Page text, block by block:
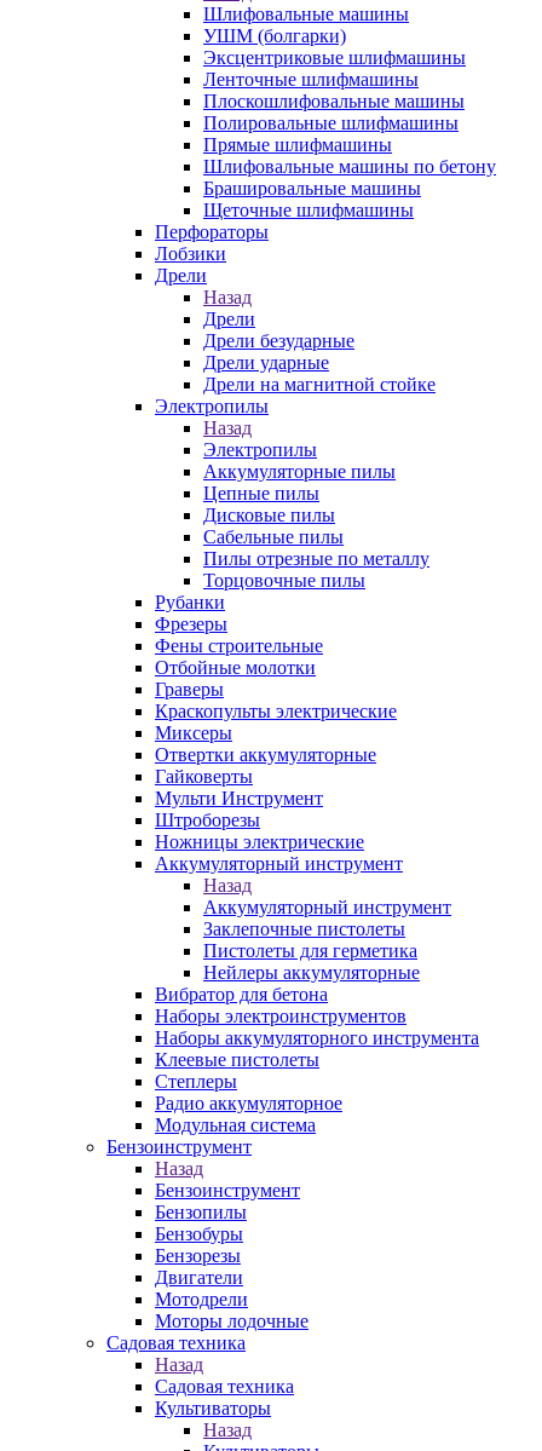
Шлифовальные машины
УШМ (болгарки)
Эксцентриковые шлифмашины
Ленточные шлифмашины
Плоскошлифовальные машины
Полировальные шлифмашины
Прямые шлифмашины
Шлифовальные машины по бетону
Брашировальные машины
Щеточные шлифмашины
Перфораторы
Лобзики
Дрели
Назад
Дрели
Дрели безударные
Дрели ударные
Дрели на магнитной стойке
Электропилы
Назад
Электропилы
Аккумуляторные пилы
Цепные пилы
Дисковые пилы
Сабельные пилы
Пилы отрезные по металлу
Торцовочные пилы
Рубанки
Фрезеры
Фены строительные
Отбойные молотки
Граверы
Краскопульты электрические
Миксеры
Отвертки аккумуляторные
Гайковерты
Мульти Инструмент
Штроборезы
Ножницы электрические
Аккумуляторный инструмент
Назад
Аккумуляторный инструмент
Заклепочные пистолеты
Пистолеты для герметика
Нейлеры аккумуляторные
Вибратор для бетона
Наборы электроинструментов
Наборы аккумуляторного инструмента
Клеевые пистолеты
Степлеры
Радио аккумуляторное
Модульная система
Бензоинструмент
Назад
Бензоинструмент
Бензопилы
Бензобуры
Бензорезы
Двигатели
Мотодрели
Моторы лодочные
Садовая техника
Назад
Садовая техника
Культиваторы
Назад